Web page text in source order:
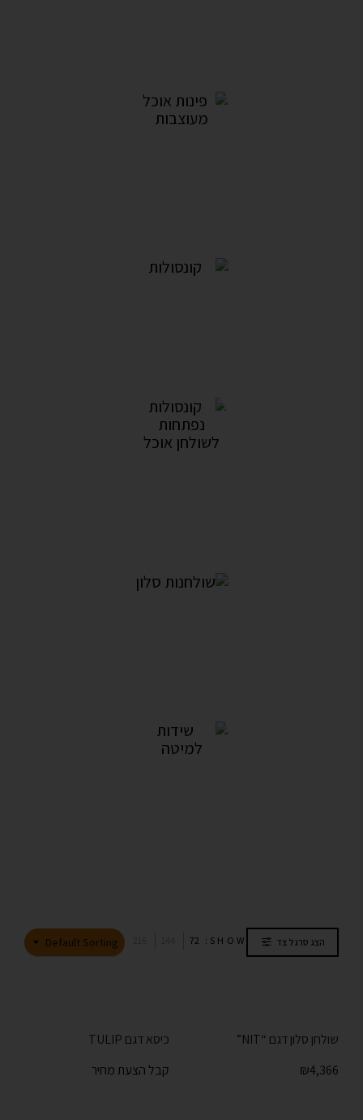
הצג סרגל צד Default Sorting SHOW:
72
שולחן סלון דגם “NIT”
₪4,366
כיסא דגם TULIP
קבל הצעת מחיר